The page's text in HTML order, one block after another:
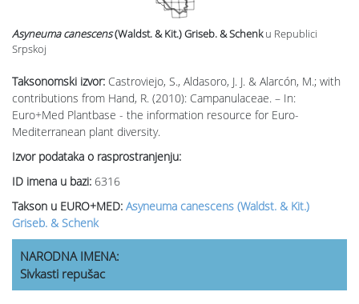
Taksonomski izvor: Castroviejo, S., Aldasoro, J. J. & Alarcón, M.; with
contributions from Hand, R. (2010): Campanulaceae. – In:
Euro+Med Plantbase - the information resource for Euro-
Mediterranean plant diversity.
Izvor podataka o rasprostranjenju:
ID imena u bazi: 6316
Takson u EURO+MED: Asyneuma canescens (Waldst. & Kit.)
Griseb. & Schenk
Asyneuma canescens(Waldst. & Kit.) Griseb. & Schenk u Republici
Srpskoj
NARODNA IMENA:
Sivkasti repušac